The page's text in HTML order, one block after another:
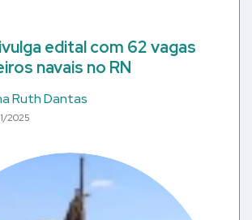
edital com 62 vagas
navais no RN
Ruth Dantas
2025